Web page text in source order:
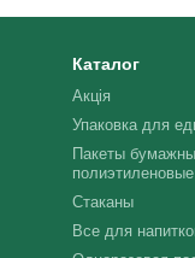
Каталог
Акція
Упаковка для
Пакеты
полиэтиленовые
Стаканы
Все для